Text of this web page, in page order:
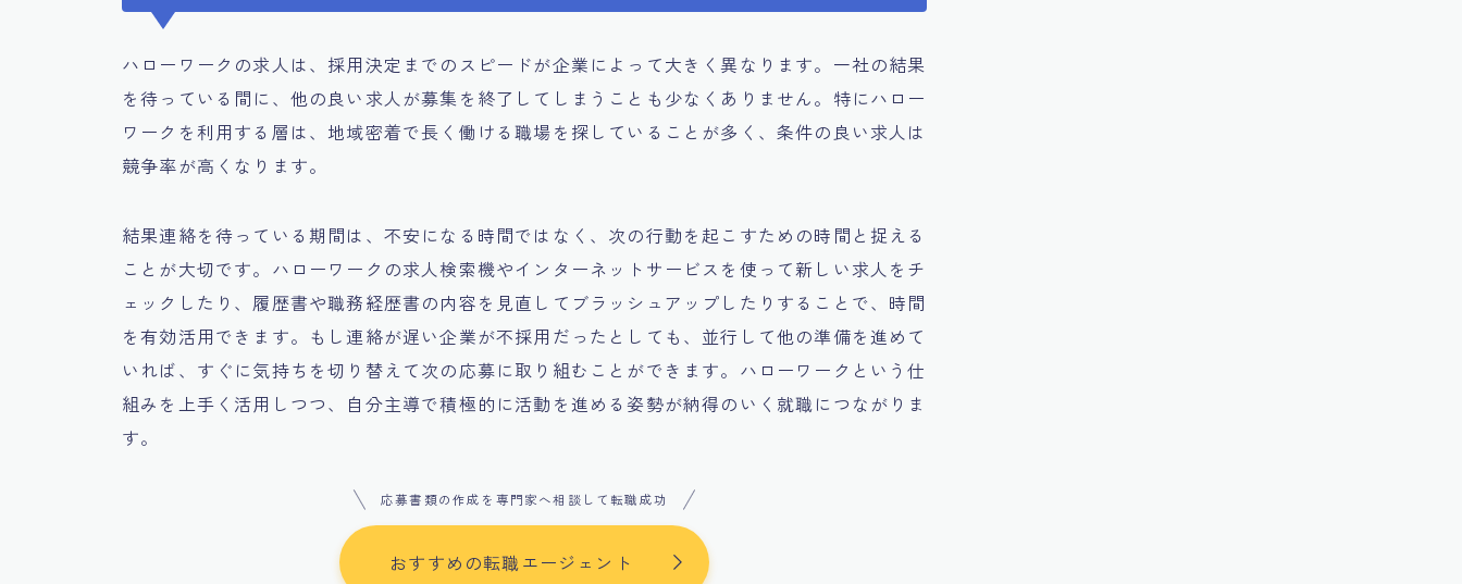
ハローワークの求人は、採用決定までのスピードが企業によって大きく異なります。一社の結果
を待っている間に、他の良い求人が募集を終了してしまうことも少なくありません。特にハロー
ワークを利用する層は、地域密着で長く働ける職場を探していることが多く、条件の良い求人は
競争率が高くなります。
結果連絡を待っている期間は、不安になる時間ではなく、次の行動を起こすための時間と捉える
ことが大切です。ハローワークの求人検索機やインターネットサービスを使って新しい求人をチ
ェックしたり、履歴書や職務経歴書の内容を見直してブラッシュアップしたりすることで、時間
を有効活用できます。もし連絡が遅い企業が不採用だったとしても、並行して他の準備を進めて
いれば、すぐに気持ちを切り替えて次の応募に取り組むことができます。ハローワークという仕
組みを上手く活用しつつ、自分主導で積極的に活動を進める姿勢が納得のいく就職につながりま
す。
応募書類の作成を専門家へ相談して転職成功
おすすめの転職エージェント